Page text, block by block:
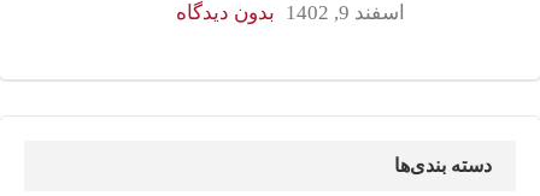
اسفند 9, 1402
بدون دیدگاه
دسته بندی‌ها